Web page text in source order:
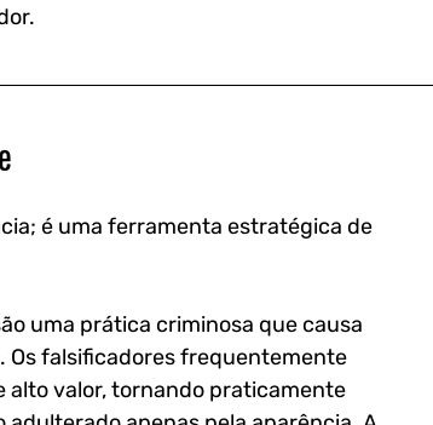
é uma ferramenta estratégica de
uma prática criminosa que causa
Os falsificadores frequentemente
alto valor, tornando praticamente